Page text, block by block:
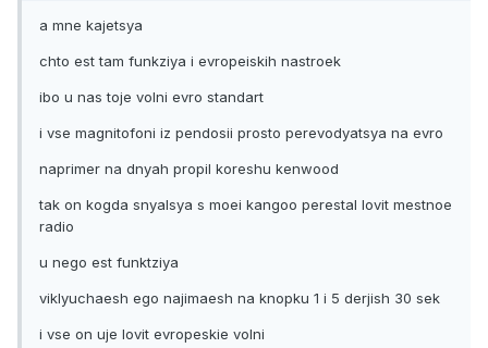
a mne kajetsya
chto est tam funkziya i evropeiskih nastroek
ibo u nas toje volni evro standart
i vse magnitofoni iz pendosii prosto perevodyatsya na evro
naprimer na dnyah propil koreshu kenwood
tak on kogda snyalsya s moei kangoo perestal lovit mestnoe
radio
u nego est funktziya
viklyuchaesh ego najimaesh na knopku 1 i 5 derjish 30 sek
i vse on uje lovit evropeskie volni